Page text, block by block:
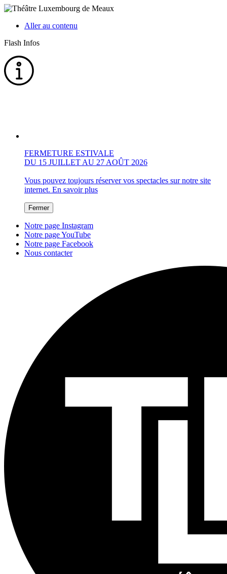
Aller au contenu
Flash Infos
FERMETURE ESTIVALE
DU 15 JUILLET AU 27 AOÛT 2026
Vous pouvez toujours réserver vos spectacles sur notre site
internet. En savoir plus
Fermer
Notre page Instagram
Notre page YouTube
Notre page Facebook
Nous contacter